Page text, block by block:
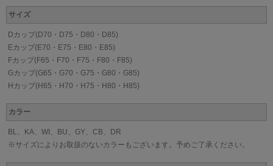
サイズ
Dカップ(D70・D75・D80・D85)
Eカップ(E70・E75・E80・E85)
Fカップ(F65・F70・F75・F80・F85)
Gカップ(G65・G70・G75・G80・G85)
Hカップ(H65・H70・H75・H80・H85)
カラー
BL、KA、WI、BU、GY、CB、DR
※サイズによりお取扱のないカラーもございます。予めご了承ください。